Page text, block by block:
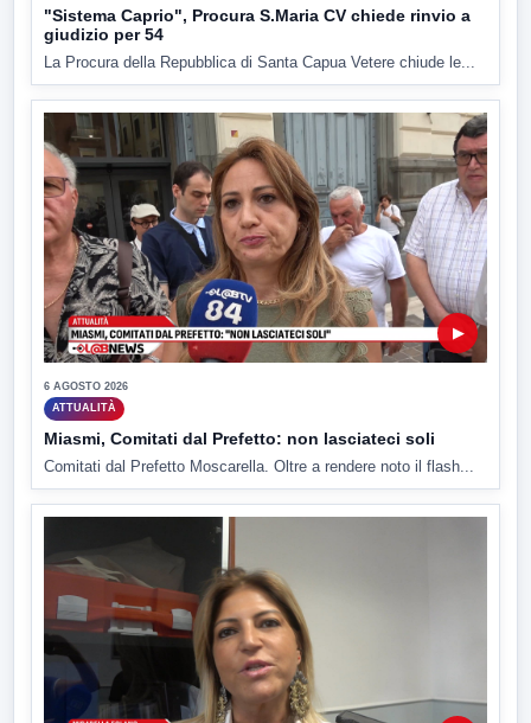
"Sistema Caprio", Procura S.Maria CV chiede rinvio a
giudizio per 54
La Procura della Repubblica di Santa Capua Vetere chiude le...
▶
6 AGOSTO 2026
ATTUALITÀ
Miasmi, Comitati dal Prefetto: non lasciateci soli
Comitati dal Prefetto Moscarella. Oltre a rendere noto il flash...